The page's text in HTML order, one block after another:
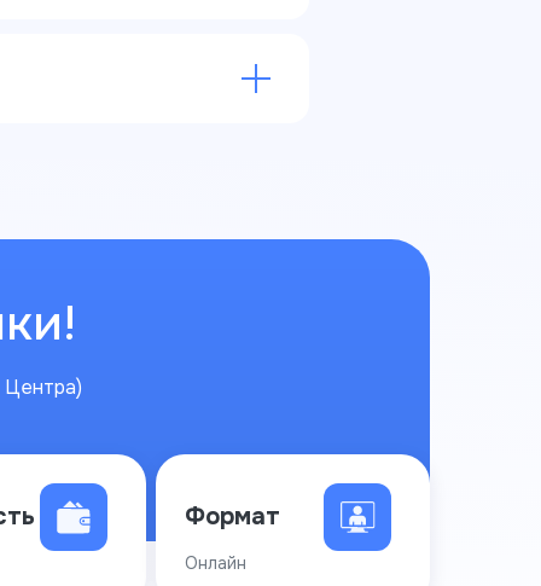
Центра)
Формат
Онлайн